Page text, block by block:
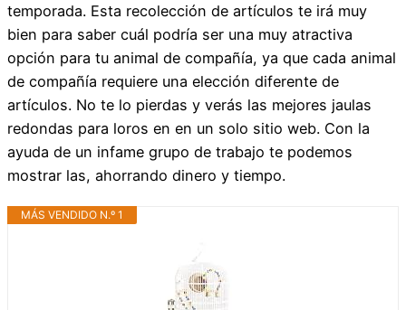
temporada. Esta recolección de artículos te irá muy
bien para saber cuál podría ser una muy atractiva
opción para tu animal de compañía, ya que cada animal
de compañía requiere una elección diferente de
artículos. No te lo pierdas y verás las mejores jaulas
redondas para loros en en un solo sitio web. Con la
ayuda de un infame grupo de trabajo te podemos
mostrar las, ahorrando dinero y tiempo.
MÁS VENDIDO N.º 1